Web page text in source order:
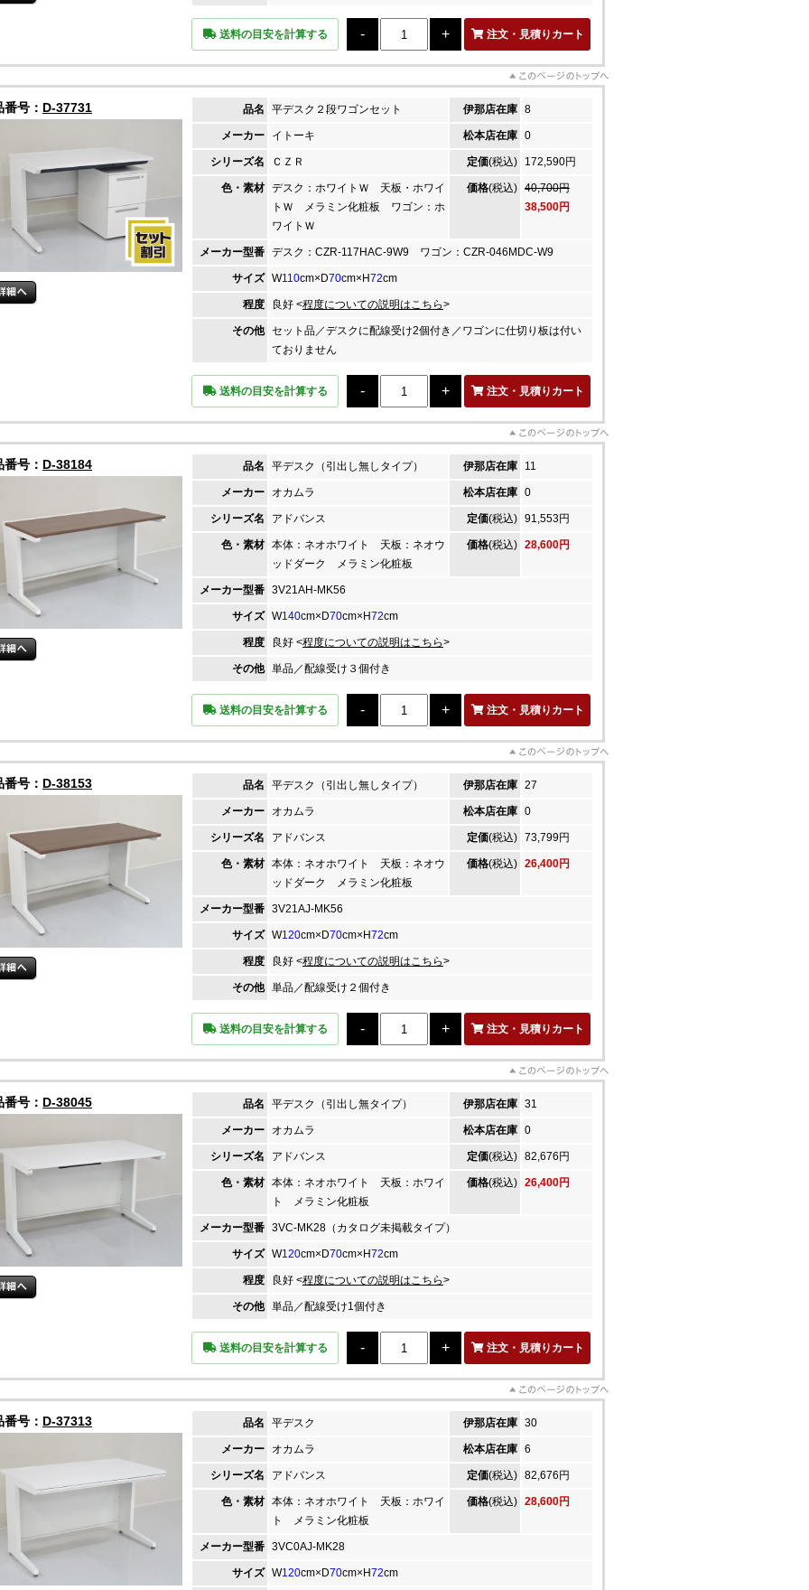
送料の目安を計算する 注文・見積りカート
番号： D-37731 品名 平デスク２段ワゴンセット 伊那店在庫 8
メーカー イトーキ 松本店在庫 0
シリーズ名 ＣＺＲ 定価(税込) 172,590円
色・素材 デスク：ホワイトＷ 天板・ホワイ
トＷ メラミン化粧板 ワゴン：ホ
ワイトＷ
価格(税込) 40,700円
38,500円
メーカー型番 デスク：CZR-117HAC-9W9 ワゴン：CZR-046MDC-W9
サイズ W110cm×D70cm×H72cm
程度 良好 <程度についての説明はこちら>
その他 セット品／デスクに配線受け2個付き／ワゴンに仕切り板は付い
ておりません
送料の目安を計算する 注文・見積りカート
番号： D-38184 品名 平デスク（引出し無しタイプ） 伊那店在庫 11
メーカー オカムラ 松本店在庫 0
シリーズ名 アドバンス 定価(税込) 91,553円
色・素材 本体：ネオホワイト 天板：ネオウ
ッドダーク メラミン化粧板
価格(税込) 28,600円
メーカー型番 3V21AH-MK56
サイズ W140cm×D70cm×H72cm
程度 良好 <程度についての説明はこちら>
その他 単品／配線受け３個付き
送料の目安を計算する 注文・見積りカート
番号： D-38153 品名 平デスク（引出し無しタイプ） 伊那店在庫 27
メーカー オカムラ 松本店在庫 0
シリーズ名 アドバンス 定価(税込) 73,799円
色・素材 本体：ネオホワイト 天板：ネオウ
ッドダーク メラミン化粧板
価格(税込) 26,400円
メーカー型番 3V21AJ-MK56
サイズ W120cm×D70cm×H72cm
程度 良好 <程度についての説明はこちら>
その他 単品／配線受け２個付き
送料の目安を計算する 注文・見積りカート
番号： D-38045 品名 平デスク（引出し無タイプ） 伊那店在庫 31
メーカー オカムラ 松本店在庫 0
シリーズ名 アドバンス 定価(税込) 82,676円
色・素材 本体：ネオホワイト 天板：ホワイ
ト メラミン化粧板
価格(税込) 26,400円
メーカー型番 3VC-MK28（カタログ未掲載タイプ）
サイズ W120cm×D70cm×H72cm
程度 良好 <程度についての説明はこちら>
その他 単品／配線受け1個付き
送料の目安を計算する 注文・見積りカート
番号： D-37313 品名 平デスク 伊那店在庫 30
メーカー オカムラ 松本店在庫 6
シリーズ名 アドバンス 定価(税込) 82,676円
色・素材 本体：ネオホワイト 天板：ホワイ
ト メラミン化粧板
価格(税込) 28,600円
メーカー型番 3VC0AJ-MK28
サイズ W120cm×D70cm×H72cm